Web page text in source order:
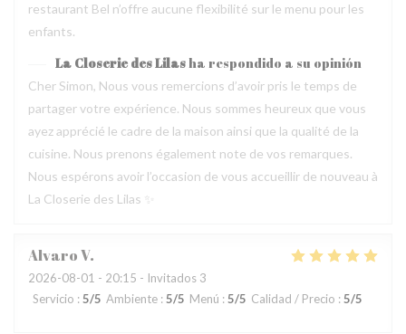
restaurant Bel n’offre aucune flexibilité sur le menu pour les
enfants.
La Closerie des Lilasha respondido a su opinión
Cher Simon, Nous vous remercions d’avoir pris le temps de
partager votre expérience. Nous sommes heureux que vous
ayez apprécié le cadre de la maison ainsi que la qualité de la
cuisine. Nous prenons également note de vos remarques.
Nous espérons avoir l’occasion de vous accueillir de nouveau à
La Closerie des Lilas ✨
AlvaroV
2026-08-01 - 20:15 - Invitados 3
Servicio : 5/5 Ambiente : 5/5 Menú : 5/5 Calidad / Precio : 5/5